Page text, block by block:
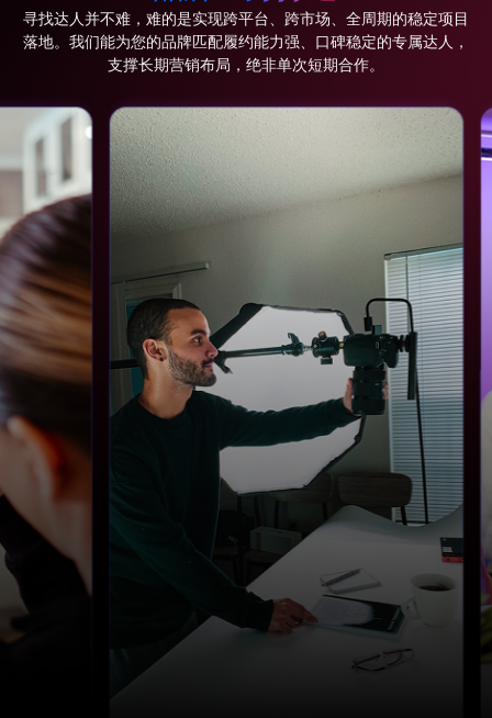
寻找达人并不难，难的是实现跨平台、跨市场、全周期的稳定项目
落地。我们能为您的品牌匹配履约能力强、口碑稳定的专属达人，
支撑长期营销布局，绝非单次短期合作。